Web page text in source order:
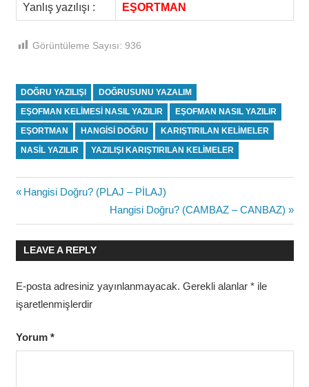
Yanlış yazılışı : EŞORTMAN
Görüntüleme Sayısı: 936
DOĞRU YAZILIŞI DOĞRUSUNU YAZALIM
EŞOFMAN KELIMESI NASIL YAZILIR EŞOFMAN NASIL YAZILIR
EŞORTMAN HANGISI DOĞRU KARIŞTIRILAN KELIMELER
NASIL YAZILIR YAZILIŞI KARIŞTIRILAN KELIMELER
Yazı
gezinmesi
Previous
Hangisi Doğru? (PLAJ – PİLAJ)
Next
Post:
Hangisi Doğru? (CAMBAZ – CANBAZ)
LEAVE A REPLY
E-posta adresiniz yayınlanmayacak. Gerekli alanlar *ile
işaretlenmişlerdir
Yorum *